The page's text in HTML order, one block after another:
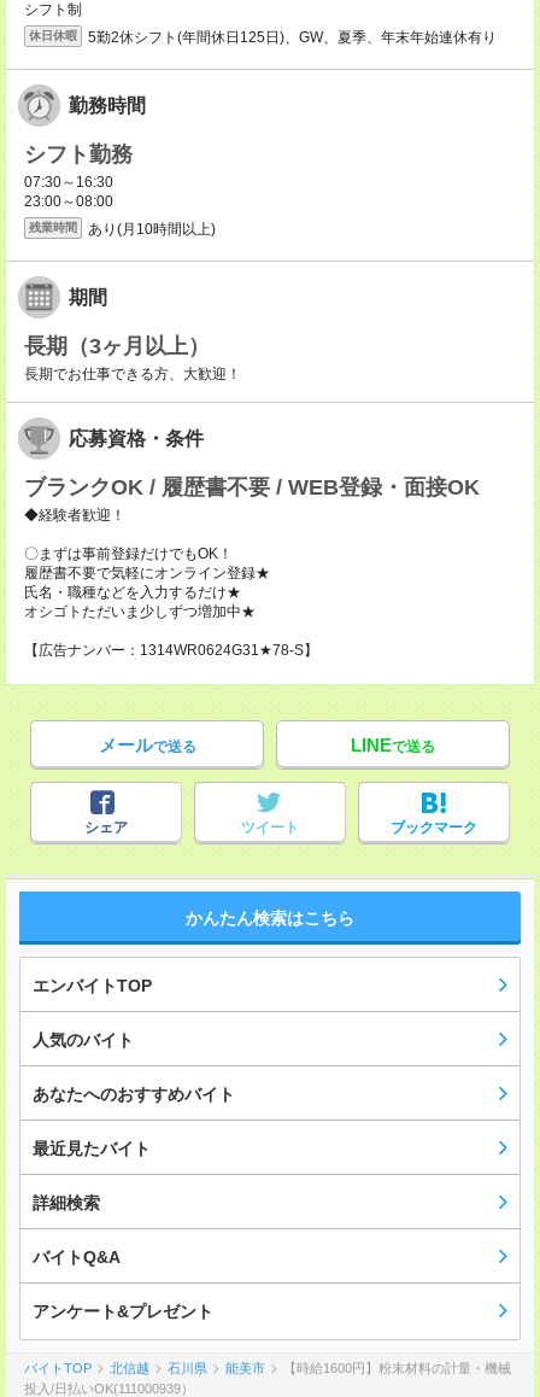
シフト制
休日休暇 5勤2休シフト(年間休日125日)、GW、夏季、年末年始連休有り
勤務時間
シフト勤務
07:30～16:30
23:00～08:00
残業時間 あり(月10時間以上)
期間
長期（3ヶ月以上）
長期でお仕事できる方、大歓迎！
応募資格・条件
ブランクOK / 履歴書不要 / WEB登録・面接OK
◆経験者歓迎！
〇まずは事前登録だけでもOK！
履歴書不要で気軽にオンライン登録★
氏名・職種などを入力するだけ★
オシゴトただいま少しずつ増加中★
【広告ナンバー：1314WR0624G31★78-S】
メールで送る LINEで送る
シェア ツイート ブックマーク
かんたん検索はこちら
エンバイトTOP
人気のバイト
あなたへのおすすめバイト
最近見たバイト
詳細検索
バイトQ&A
アンケート&プレゼント
バイトTOP 北信越 石川県 能美市
【時給1600円】粉末材料の計量・機械
投入/日払いOK(111000939）